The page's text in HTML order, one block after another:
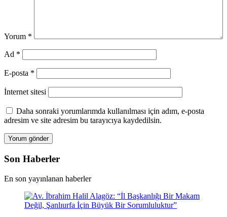
Yorum *
Ad *
E-posta *
İnternet sitesi
Daha sonraki yorumlarımda kullanılması için adım, e-posta
adresim ve site adresim bu tarayıcıya kaydedilsin.
Son Haberler
En son yayınlanan haberler